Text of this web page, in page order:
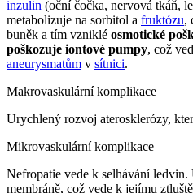
inzulin (oční čočka, nervová tkáň,
metabolizuje na sorbitol a fruktózu,
buněk a tím vzniklé osmotické
poškozuje iontové pumpy, což
aneurysmatům v sítnici.
Makrovaskulární komplikace
Urychlený rozvoj aterosklerózy,
Mikrovaskulární komplikace
Nefropatie vede k selhávání
membráně, což vede k jejímu